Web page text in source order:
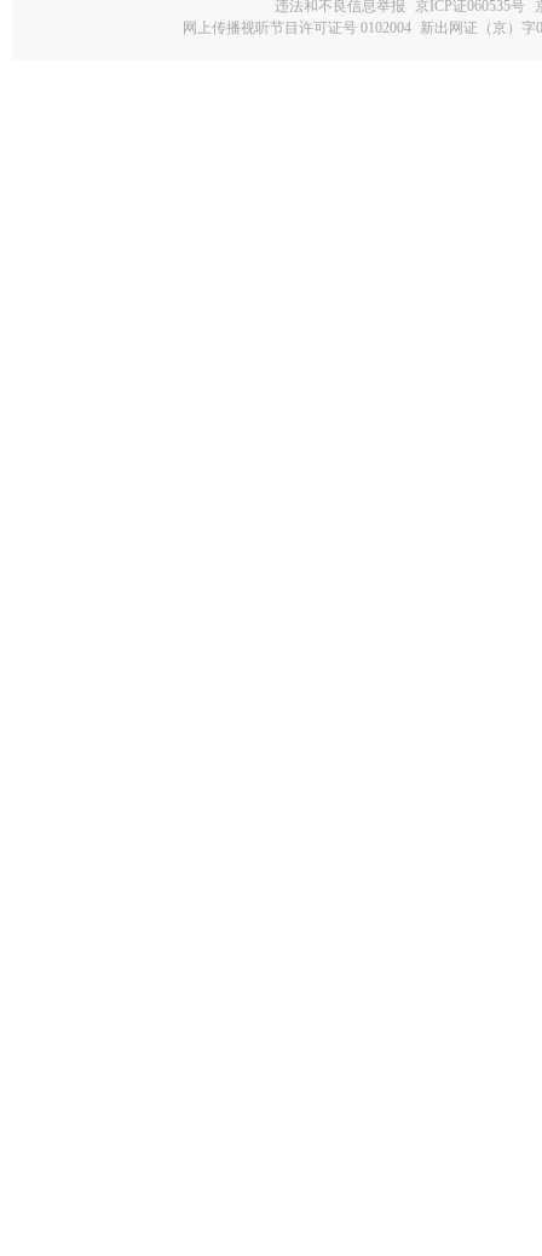
违法和不良信息举报 京ICP证060535号
网上传播视听节目许可证号 0102004 新出网证（京）